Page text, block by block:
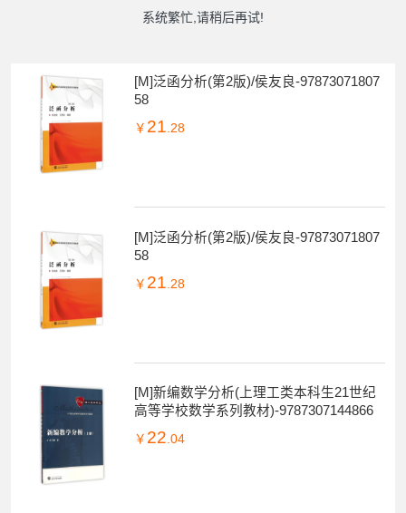
系统繁忙,请稍后再试!
[M]泛函分析(第2版)/侯友良-97873071807
58
￥ 21.28
[M]泛函分析(第2版)/侯友良-97873071807
58
￥ 21 .28
[M]新编数学分析(上理工类本科生21世纪
高等学校数学系列教材)-9787307144866
￥ 22.04